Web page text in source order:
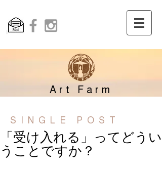
Art Farm
SINGLE POST
「受け入れる」ってどうい
うことですか？